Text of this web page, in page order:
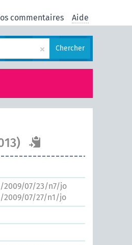
commentaires Aide
× Chercher
07/23/n7/jo
07/27/n1/jo